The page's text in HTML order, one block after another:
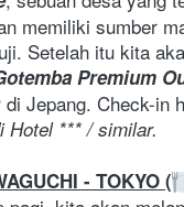
memiliki sumber
Setelah itu kita
Premium
Jepang. Check-in
Hotel *** / similar.
- TOKYO (